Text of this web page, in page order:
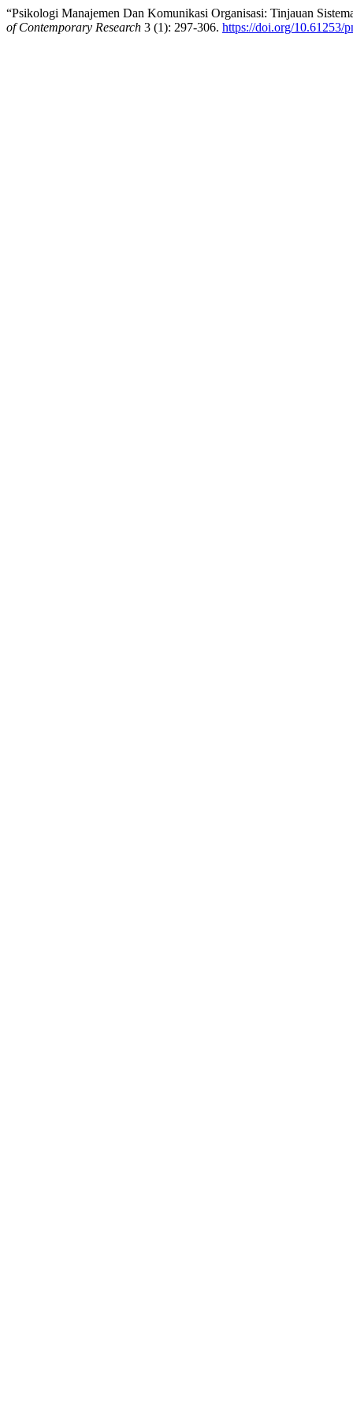
“Psikologi Manajemen Dan Komunikasi Organisasi: Tinjauan
of Contemporary Research 3 (1): 297-306. https://doi.org/10.61253/